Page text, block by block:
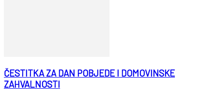
ČESTITKA ZA DAN POBJEDE I DOMOVINSKE
ZAHVALNOSTI